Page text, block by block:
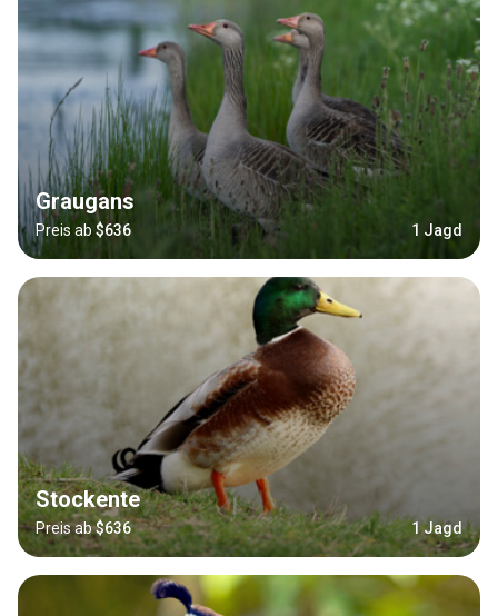
Graugans
Preis ab $636 1 Jagd
Stockente
Preis ab$636 1 Jagd